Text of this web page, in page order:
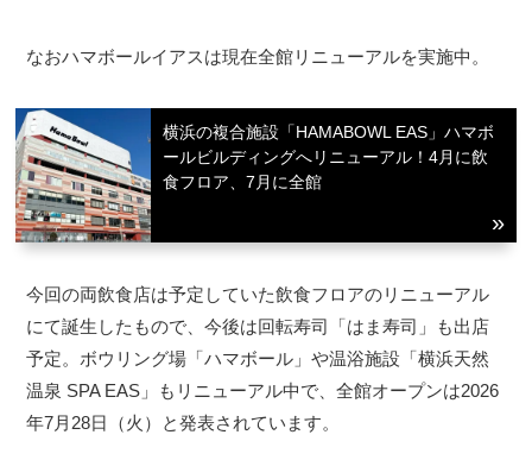
なおハマボールイアスは現在全館リニューアルを実施中。
横浜の複合施設「HAMABOWL EAS」ハマボ
ールビルディングへリニューアル！4月に飲
食フロア、7月に全館
今回の両飲食店は予定していた飲食フロアのリニューアル
にて誕生したもので、今後は回転寿司「はま寿司」も出店
予定。ボウリング場「ハマボール」や温浴施設「横浜天然
温泉 SPA EAS」もリニューアル中で、全館オープンは2026
年7月28日（火）と発表されています。